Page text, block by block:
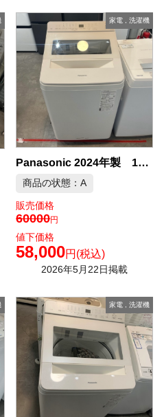
家電 洗濯機
Panasonic 2024年製 10kg 洗濯機 中古品販売
商品の状態：A
販売価格
60000円
値下価格
58,000円 (税込)
2026年5月22日掲載
家電 洗濯機